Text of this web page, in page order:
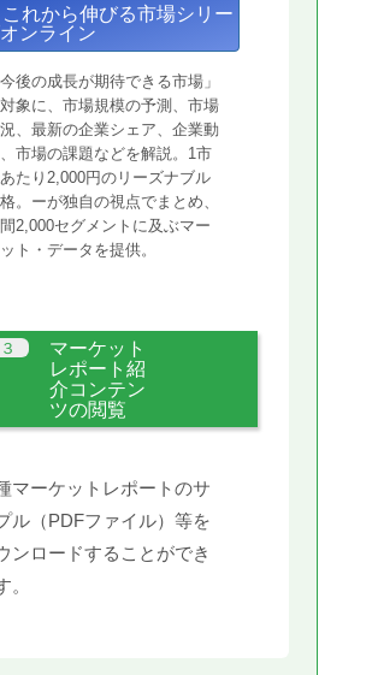
れから伸びる市場シリー
ンライン
今後の成長が期待できる市場」
象に、市場規模の予測、市場
、最新の企業シェア、企業動
市場の課題などを解説。1市
たり2,000円のリーズナブル
。ーが独自の視点でまとめ、
2,000セグメントに及ぶマー
ト・データを提供。
マーケット
レポート紹
介コンテン
ツの閲覧
マーケットレポートのサ
ル（PDFファイル）等を
ンロードすることができ
。